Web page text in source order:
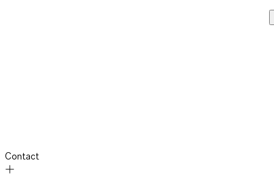
Contact